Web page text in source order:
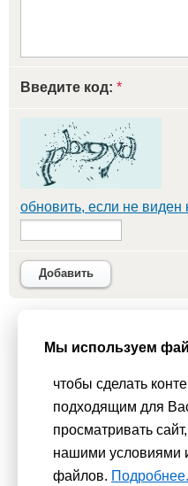
Введите код: *
обновить, если не виден
Добавить
При использовании
Сhudesenka.ru
Мы используем
чтобы сделать
подходящим для
просматривать
нашими условиями
файлов.